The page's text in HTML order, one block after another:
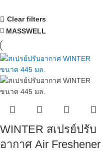
Clear filters
MASSWELL
WINTER สเปรย์ปรับ
อากาศ Air Freshener